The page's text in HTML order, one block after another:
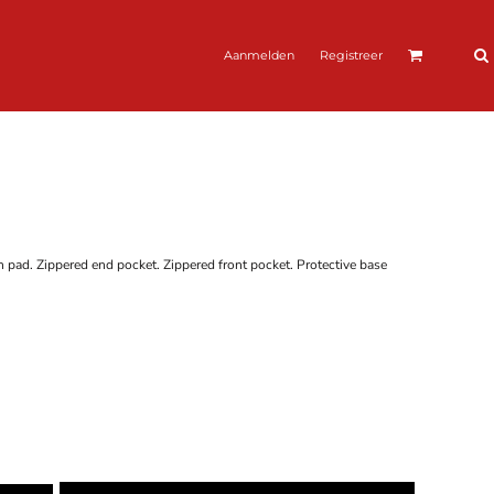
Aanmelden Registreer
Zippered end pocket. Zippered front pocket. Protective base